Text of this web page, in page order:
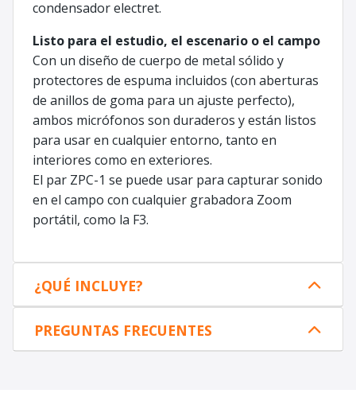
condensador electret.
Listo para el estudio, el escenario o el campo
Con un diseño de cuerpo de metal sólido y
protectores de espuma incluidos (con aberturas
de anillos de goma para un ajuste perfecto),
ambos micrófonos son duraderos y están listos
para usar en cualquier entorno, tanto en
interiores como en exteriores.
El par ZPC-1 se puede usar para capturar sonido
en el campo con cualquier grabadora Zoom
portátil, como la F3.
¿QUÉ INCLUYE?
PREGUNTAS FRECUENTES